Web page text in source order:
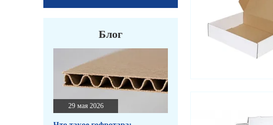
Блог
29 мая 2026